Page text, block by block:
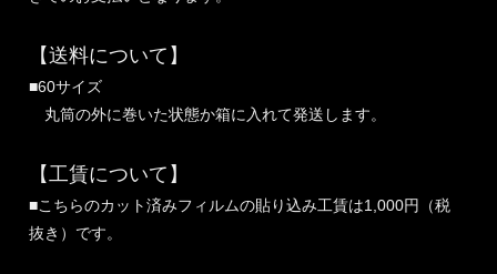
【送料について】
■60サイズ
丸筒の外に巻いた状態か箱に入れて発送します。
【工賃について】
■こちらのカット済みフィルムの貼り込み工賃は1,000円（税
抜き）です。